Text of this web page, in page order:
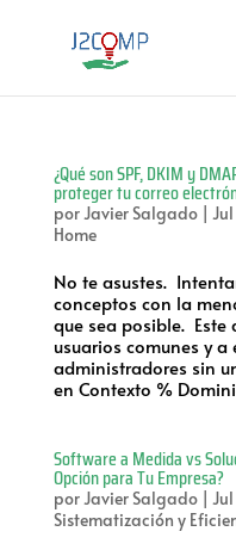
¿Qué son SPF, DKIM y
proteger tu correo
porJavier Salgado|
Home
No te asustes.
conceptos con la
que sea posible.
usuarios comunes y
administradores sin
en Contexto %
Software a Medida vs
Opción para Tu Empresa?
porJavier Salgado|
Sistematización y